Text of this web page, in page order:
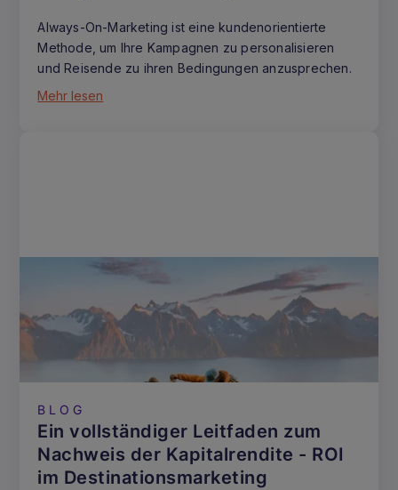
Always-On-Marketing ist eine kundenorientierte
Methode, um Ihre Kampagnen zu personalisieren
und Reisende zu ihren Bedingungen anzusprechen.
Mehr lesen
BLOG
Ein vollständiger Leitfaden zum
Nachweis der Kapitalrendite - ROI
im Destinationsmarketing